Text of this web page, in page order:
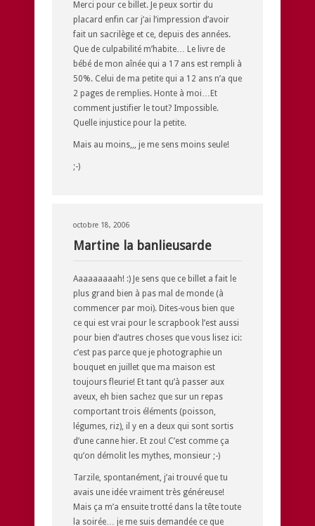
Merci pour ce billet. Je peux sortir du
placard enfin car j’ai l’impression d’avoir
fait un sacrilège et ce, depuis des années.
Que de culpabilité m’habite… Le livre de
bébé de mon aînée qui a 17 ans est rempli à
50%. Celui de ma petite qui a 12 ans n’a que
2 pages de remplies. Honte à moi…Et
comment justifier le tout? Impossible.
Quelle injustice pour la petite.
Mais au moins,,, je me sens moins seule!
;-)
octobre 18, 2006
Martine la banlieusarde
Aaaaaaaaah! :) Je sens que ce billet a fait le
plus grand bien à pas mal de monde (à
commencer par moi). Dites-vous bien que
ce qui est vrai pour le scrapbook l’est aussi
pour bien d’autres choses que vous lisez ici:
c’est pas parce que je photographie un
bouquet en juillet que ma maison est
toujours fleurie! Et tant qu’à passer aux
aveux, eh bien sachez que sur un repas
comportant trois éléments (poisson,
légumes, riz), il y en a deux qui sont sortis
d’une canne hier. Et zou! C’est comme ça
qu’on démolit les mythes, monsieur ;-)
Tarzile, spontanément, j’ai trouvé que tu
avais une idée vraiment très généreuse!
Mais ça m’a ensuite trotté dans la tête toute
la soirée… je me suis demandée ce que